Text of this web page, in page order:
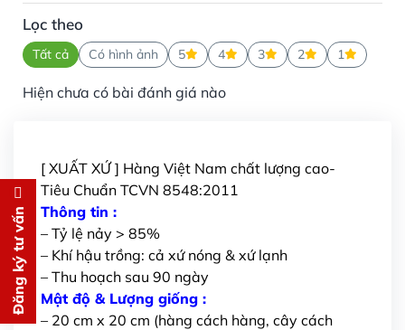
Lọc theo
Tất cả Có hình ảnh 5 4 3 2 1
Hiện chưa có bài đánh giá nào
[ XUẤT XỨ ] Hàng Việt Nam chất lượng cao-
Tiêu Chuẩn TCVN 8548:2011
Thông tin :
– Tỷ lệ nảy > 85%
– Khí hậu trồng: cả xứ nóng & xứ lạnh
– Thu hoạch sau 90 ngày
Mật độ & Lượng giống :
– 20 cm x 20 cm (hàng cách hàng, cây cách
Đăng ký tư vấn Đăng ký tư vấn
Chúng tôi sẽ gọi lại tư vấn MIỄN
PHÍ
cho bạn ngay lập tức